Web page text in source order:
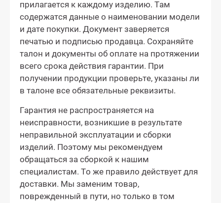
прилагается к каждому изделию. Там
содержатся данные о наименовании модели
и дате покупки. Документ заверяется
печатью и подписью продавца. Сохраняйте
талон и документы об оплате на протяжении
всего срока действия гарантии. При
получении продукции проверьте, указаны ли
в талоне все обязательные реквизиты.
Гарантия не распространяется на
неисправности, возникшие в результате
неправильной эксплуатации и сборки
изделий. Поэтому мы рекомендуем
обращаться за сборкой к нашим
специалистам. То же правило действует для
доставки. Мы заменим товар,
поврежденный в пути, но только в том